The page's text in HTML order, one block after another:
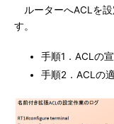
ルーターへACLを設
す。
手順1．ACLの
手順2．ACLの